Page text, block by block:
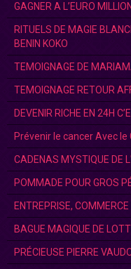
GAGNER A L’EURO
RITUELS DE MAGIE
BENIN KOKO
TEMOIGNAGE DE
TEMOIGNAGE RETOUR
DEVENIR RICHE EN 24H
Prévenir le cancer Avec le
CADENAS MYSTIQUE DE
POMMADE POUR GROS
ENTREPRISE,
BAGUE MAGIQUE DE
PRÉCIEUSE PIERRE